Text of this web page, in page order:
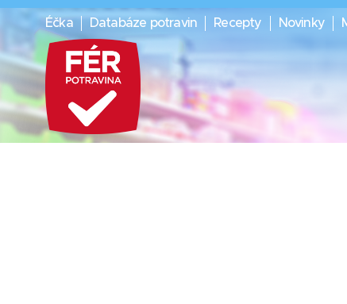
Éčka Databáze potravin Recepty Novinky